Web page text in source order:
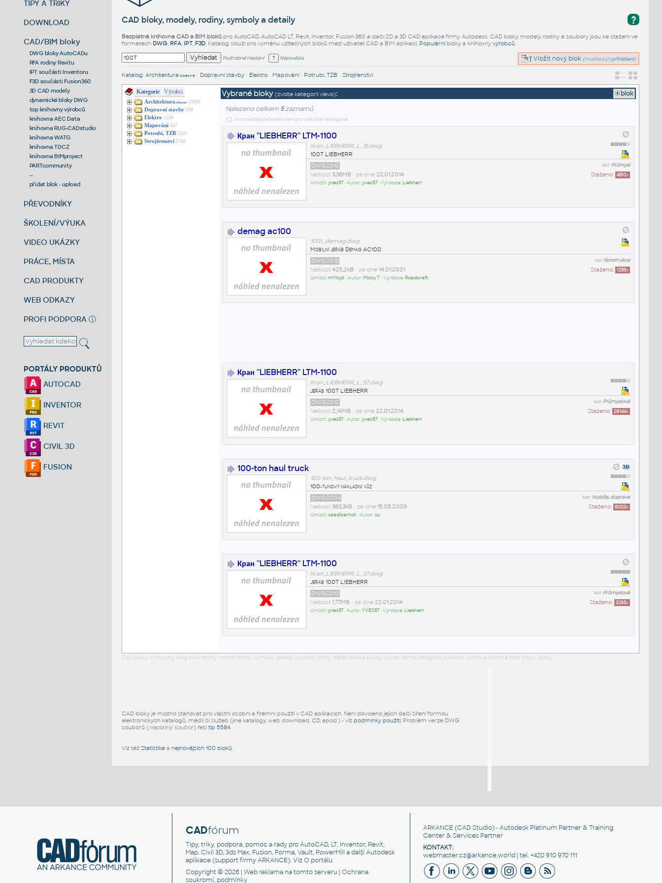
TIPY A TRIKY
DOWNLOAD
CAD/BIM bloky
DWG bloky AutoCADu
RFA rodiny Revitu
IPT součásti Inventoru
F3D součásti Fusion360
3D CAD modely
dynamické bloky DWG
top knihovny výrobců
knihovna AEC Data
knihovna RUG-CADstudio
knihovna WATG
knihovna TDCZ
knihovna BIMproject
PARTcommunity
--
přidat blok - upload
PŘEVODNÍKY
ŠKOLENÍ/VÝUKA
VIDEO UKÁZKY
PRÁCE, MÍSTA
CAD PRODUKTY
WEB ODKAZY
PROFI PODPORA ⓘ
PORTÁLY PRODUKTŮ
AUTOCAD
INVENTOR
REVIT
CIVIL 3D
FUSION
?
CAD bloky, modely, rodiny, symboly a detaily
Bezplatná knihovna CAD a BIM blokůpro AutoCAD, AutoCAD LT, Revit, Inventor, Fusion 360 a další 2D a 3D CAD aplikace firmy Autodesk. CAD bloky, modely, rodiny a soubory jsou ke stažení ve
formátech DWG, RFA, IPT, F3D. Katalog slouží pro výměnu užitečných bloků mezi uživateli CAD a BIM aplikací. Populárníbloky a knihovny výrobců.
Vložit nový blok (musíte být přihlášeni)
Podrobné hledání Nápověda
Katalog: Architektura /obecné• Dopravní stavby• Elektro• Mapování• Potrubí, TZB • Strojírenství
Kategorie Výrobci
Architektura/obecné 13909
Dopravní stavby 398
Elektro 1550
Mapování 447
Potrubí, TZB 3119
Strojírenství 3766
Vybrané bloky (zvolte kategorii vlevo):
blok
Nalezeno celkem 5záznamů
hromadné stahování není pro váš účet dostupné
Кран ''LIEBHERR'' LTM-1100
Kran_LIEBHERR_L_15.dwg
100T LIEBHERR
kat:Průmysl
DWG2010
Staženo: 4510x
Velikost 3,36MB• ze dne 22.01.2014
Umístil:yves57• Autor:yves57• Výrobce: Liebherr
demag ac100
100t_demag.dwg
Mobilní jeřáb Demag AC100
kat:Konstrukce
DWG2018
Staženo: 1255x
Velikost 425,2kB• ze dne 14.01.2021
Umístil:m11cyt• Autor: Micky T• Výrobce: Roadcraft
Кран ''LIEBHERR'' LTM-1100
Kran_LIEBHERR_L_57.dwg
Jeřáb 100T LIEBHERR
kat:Průmyslová
DWG2010
Staženo: 29144x
Velikost 2,14MB• ze dne 22.01.2014
Umístil:yves57• Autor:yves57• Výrobce: Liebherr
100-ton haul truck
100-ton_haul_truck.dwg
100-tunový nákladní vůz
kat: Vozidla, doprava
DWG2004
Staženo: 6003x
Velikost 383,3kB• ze dne 15.05.2009
Umístil:saadicarnot• Autor:su
Кран ''LIEBHERR'' LTM-1100
Kran_LIEBHERR_L_37.dwg
Jeřáb 100T LIEBHERR
kat:Průmyslová
DWG2010
Staženo: 3265x
Velikost 1,77MB• ze dne 22.01.2014
Umístil:yves57• Autor:YVES57• Výrobce: Liebherr
CAD bloky: knihovny dwg blok rodiny rodina family symboly detaily součásti prvky stafáž buňka buňky výkres téma kategorie kolekce knižnica zdarma free block library
CAD bloky je možno stahovat pro vlastní osobní a firemní použití v CAD aplikacích. Není dovoleno jejich další šíření formou
elektronických katalogů, médií či služeb (jiné katalogy, web download, CD, apod.) - viz podmínky použití. Problém verze DWG
souborů (neplatný soubor) řešítip 5584.
Viz též Statistika a nejnovějších 100 bloků.
CADfórum
Tipy, triky, podpora, pomoc a rady pro AutoCAD, LT, Inventor, Revit,
Map, Civil 3D, 3ds Max, Fusion, Forma, Vault, PowerMill a další Autodesk
aplikace (support firmy ARKANCE). VizO portálu.
Copyright © 2026 |Web reklama na tomto serveru |Ochrana
soukromí, podmínky
ARKANCE (CAD Studio) - Autodesk Platinum Partner & Training
Center & Services Partner
KONTAKT:
webmaster.cz@arkance.world | tel. +420 910 970 111